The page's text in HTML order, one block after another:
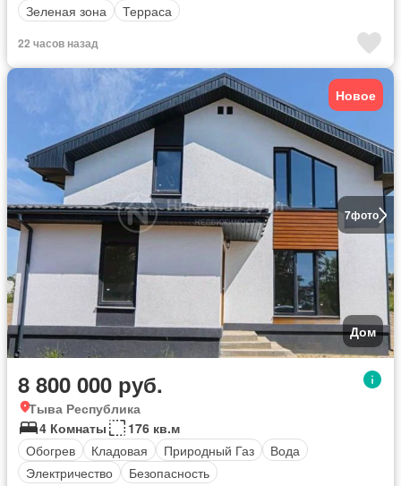
Зеленая зона
Терраса
22 часов назад
7фото
Новое
Дом
8 800 000 руб.
Тыва Республика
4 Комнаты
176 кв.м
Обогрев
Кладовая Природный Газ
Вода
Электричество
Безопасность